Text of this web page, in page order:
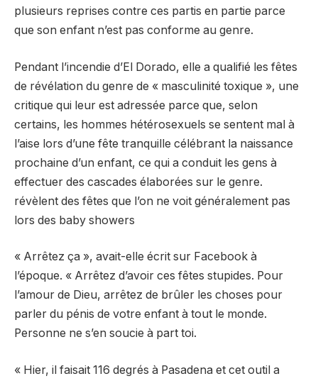
plusieurs reprises contre ces partis en partie parce
que son enfant n’est pas conforme au genre.
Pendant l’incendie d’El Dorado, elle a qualifié les fêtes
de révélation du genre de « masculinité toxique », une
critique qui leur est adressée parce que, selon
certains, les hommes hétérosexuels se sentent mal à
l’aise lors d’une fête tranquille célébrant la naissance
prochaine d’un enfant, ce qui a conduit les gens à
effectuer des cascades élaborées sur le genre.
révèlent des fêtes que l’on ne voit généralement pas
lors des baby showers
« Arrêtez ça », avait-elle écrit sur Facebook à
l’époque. « Arrêtez d’avoir ces fêtes stupides. Pour
l’amour de Dieu, arrêtez de brûler les choses pour
parler du pénis de votre enfant à tout le monde.
Personne ne s’en soucie à part toi.
« Hier, il faisait 116 degrés à Pasadena et cet outil a